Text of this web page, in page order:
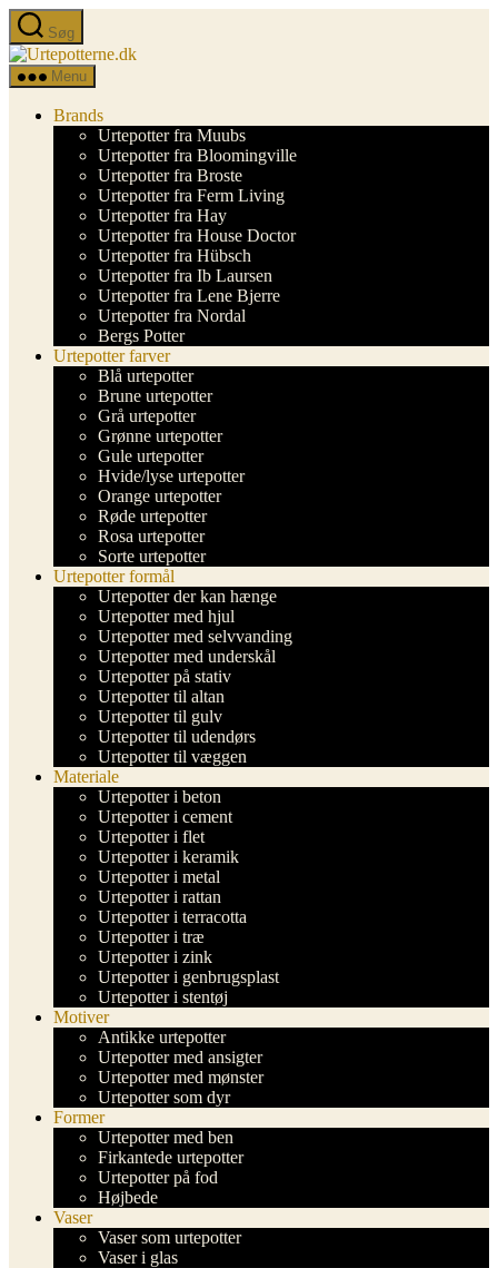
Spring
til
indholdet
Søg
Urtepotterne.dk
Menu
Brands
Urtepotter fra Muubs
Urtepotter fra Bloomingville
Urtepotter fra Broste
Urtepotter fra Ferm Living
Urtepotter fra Hay
Urtepotter fra House Doctor
Urtepotter fra Hübsch
Urtepotter fra Ib Laursen
Urtepotter fra Lene Bjerre
Urtepotter fra Nordal
Bergs Potter
Urtepotter farver
Blå urtepotter
Brune urtepotter
Grå urtepotter
Grønne urtepotter
Gule urtepotter
Hvide/lyse urtepotter
Orange urtepotter
Røde urtepotter
Rosa urtepotter
Sorte urtepotter
Urtepotter formål
Urtepotter der kan hænge
Urtepotter med hjul
Urtepotter med selvvanding
Urtepotter med underskål
Urtepotter på stativ
Urtepotter til altan
Urtepotter til gulv
Urtepotter til udendørs
Urtepotter til væggen
Materiale
Urtepotter i beton
Urtepotter i cement
Urtepotter i flet
Urtepotter i keramik
Urtepotter i metal
Urtepotter i rattan
Urtepotter i terracotta
Urtepotter i træ
Urtepotter i zink
Urtepotter i genbrugsplast
Urtepotter i stentøj
Motiver
Antikke urtepotter
Urtepotter med ansigter
Urtepotter med mønster
Urtepotter som dyr
Former
Urtepotter med ben
Firkantede urtepotter
Urtepotter på fod
Højbede
Vaser
Vaser som urtepotter
Vaser i glas